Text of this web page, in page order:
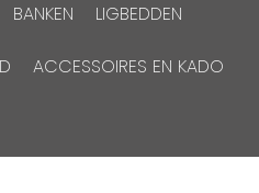
BANKEN LIGBEDDEN
ACCESSOIRES EN KADO